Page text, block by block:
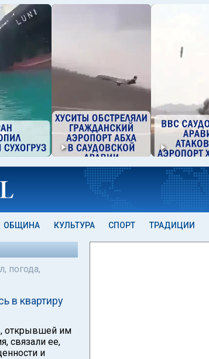
ОБЩИНА КУЛЬТУРА СПОРТ ТРАДИЦИИ
погода,
в квартиру
открывшей им
связали ее,
и